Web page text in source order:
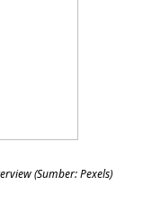
(Sumber: Pexels)